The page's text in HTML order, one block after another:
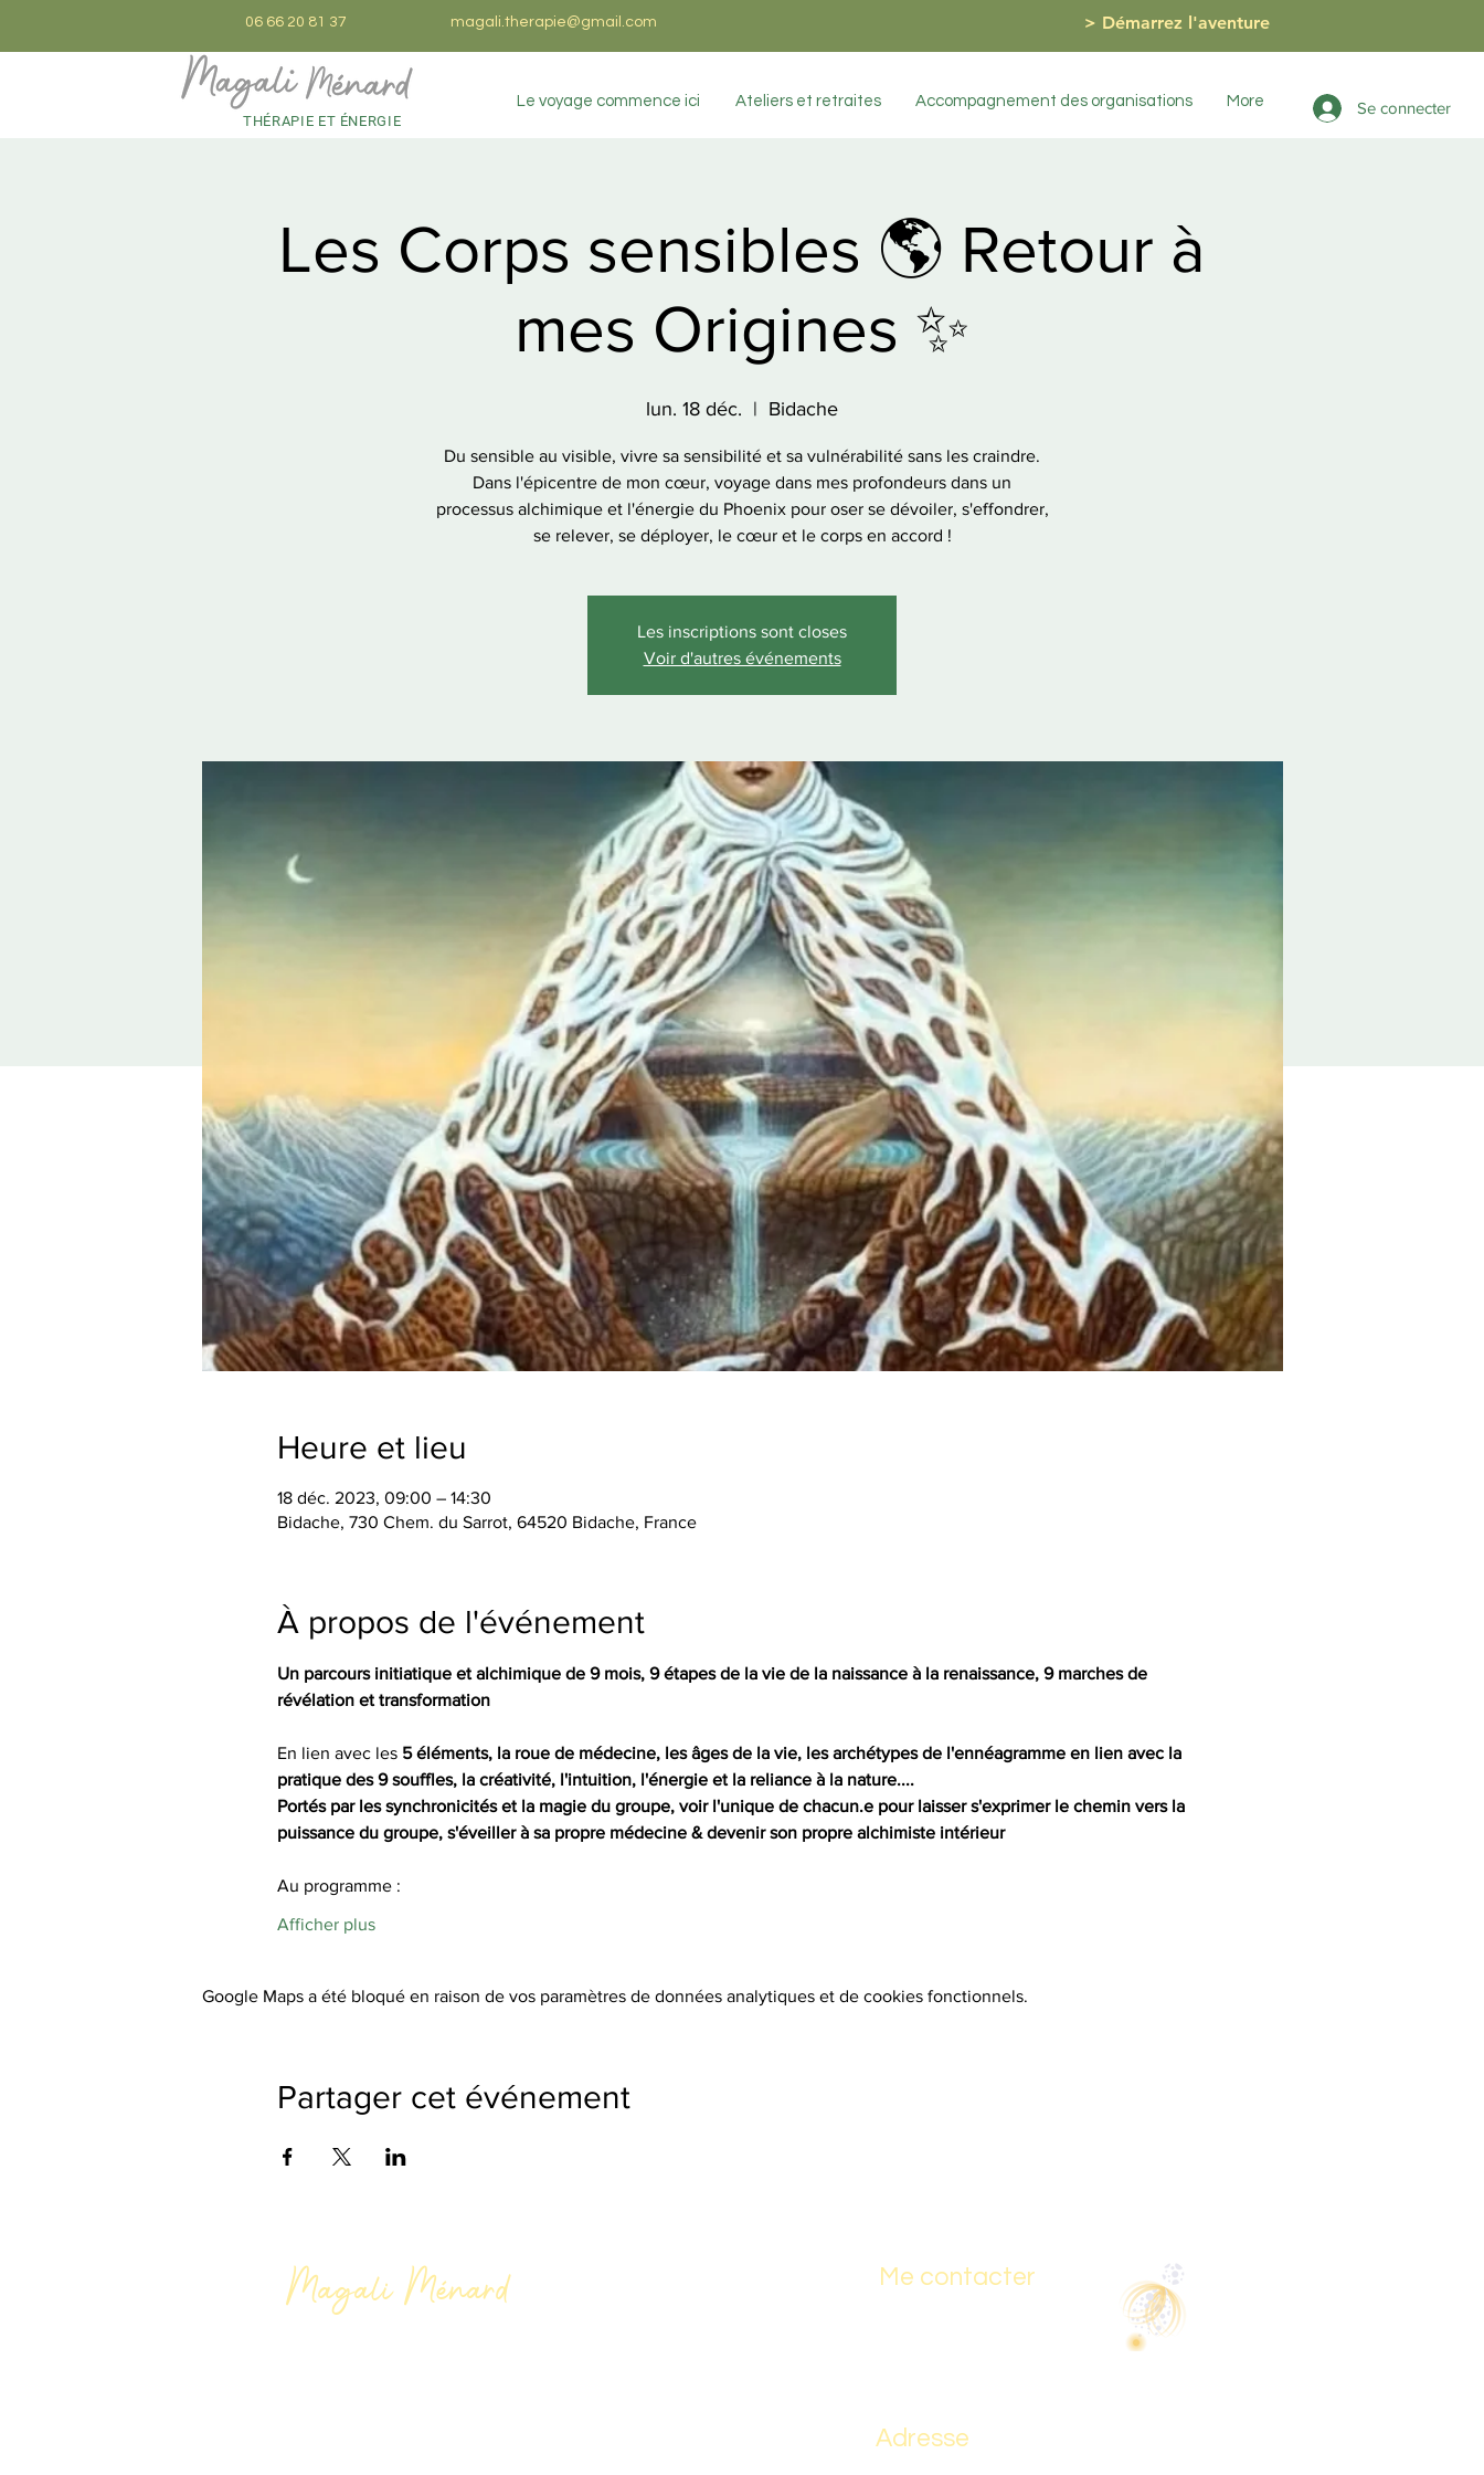
06 66 20 81 37 magali.therapie@gmail.com > Démarrez l'aventure
THÉRAPIE ET ÉNERGIE
Le voyage commence ici Ateliers et retraites Accompagnement des organisations More Se connecter
Les Corps sensibles 🌎 Retour à
mes Origines ✨
lun. 18 déc.
  |
Bidache
Du sensible au visible, vivre sa sensibilité et sa vulnérabilité sans les craindre.
Dans l'épicentre de mon cœur, voyage dans mes profondeurs dans un
processus alchimique et l'énergie du Phoenix pour oser se dévoiler, s'effondrer,
se relever, se déployer, le cœur et le corps en accord !
Les inscriptions sont closes
Voir d'autres événements
Heure et lieu
18 déc. 2023, 09:00 – 14:30
Bidache, 730 Chem. du Sarrot, 64520 Bidache, France
À propos de l'événement
Un parcours initiatique et alchimique de 9 mois, 9 étapes de la vie de la naissance à la renaissance, 9 marches de
révélation et transformation
En lien avec les 5 éléments, la roue de médecine, les âges de la vie, les archétypes de l'ennéagramme en lien avec la
pratique des 9 souffles, la créativité, l'intuition, l'énergie et la reliance à la nature....
Portés par les synchronicités et la magie du groupe, voir l'unique de chacun.e pour laisser s'exprimer le chemin vers la
puissance du groupe, s'éveiller à sa propre médecine & devenir son propre alchimiste intérieur
Au programme :
Afficher plus
Google Maps a été bloqué en raison de vos paramètres de données analytiques et de cookies fonctionnels.
Partager cet événement
Magali Ménard
Me contacter
Adresse